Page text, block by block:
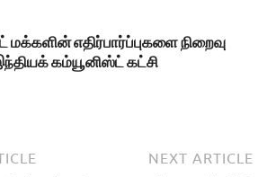
மக்களின் எதிர்பார்ப்புகளை நிறைவு
கம்யூனிஸ்ட் கட்சி
NEXT ARTICLE